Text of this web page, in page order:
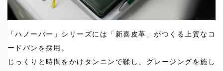
「ハノーバー」シリーズには「新喜皮革」がつくる上質なコ
ードバンを採用。
じっくりと時間をかけタンニンで鞣し、グレージングを施し